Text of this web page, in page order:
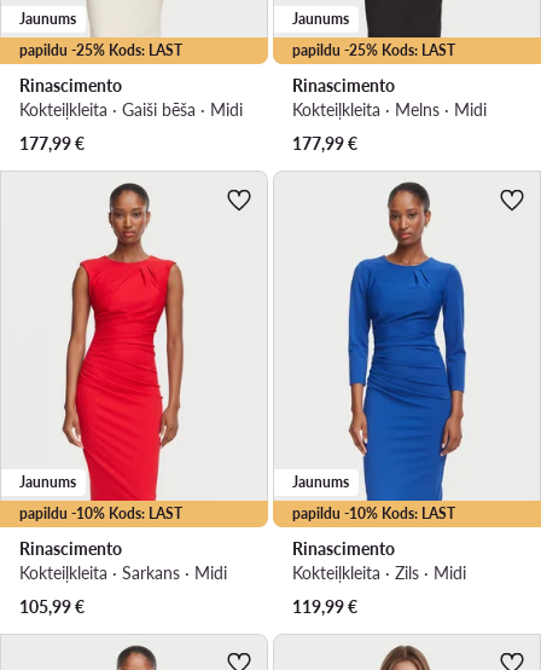
papildu -25% Kods: LAST
Jaunums
Rinascimento
Kokteiļkleita · Gaiši bēša · Midi
177,99€
papildu -25% Kods: LAST
Jaunums
Rinascimento
Kokteiļkleita · Melns · Midi
177,99€
papildu -10% Kods: LAST
Jaunums
Rinascimento
Kokteiļkleita · Sarkans · Midi
105,99€
papildu -10% Kods: LAST
Jaunums
Rinascimento
Kokteiļkleita · Zils · Midi
119,99€